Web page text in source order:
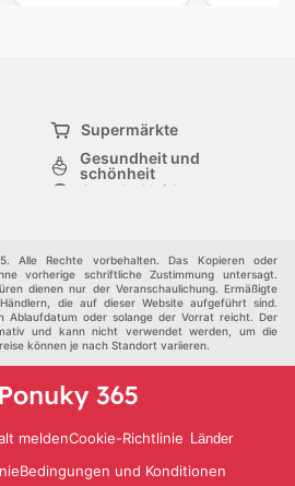
Supermärkte
Gesundheit und
schönheit
Sportbekleidung
Alle Rechte vorbehalten. Das Kopieren oder
vorherige schriftliche Zustimmung untersagt.
dienen nur der Veranschaulichung. Ermäßigte
die auf dieser Website aufgeführt sind.
Ablaufdatum oder solange der Vorrat reicht. Der
und kann nicht verwendet werden, um die
können je nach Standort variieren.
meldenCookie-Richtlinie Länder
Bedingungen und Konditionen